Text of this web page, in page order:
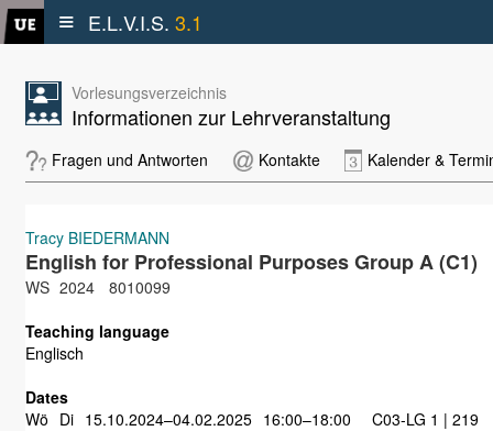
≡ E.L.V.I.S. 3.1
Vorlesungsverzeichnis
Informationen zur Lehrveranstaltung
Fragen und Antworten Kontakte Kalender &
Tracy BIEDERMANN
English for Professional Purposes Group A (C1)
WS 2024
8010099
Teaching language
Englisch
Dates
Wö Di 15.10.2024–04.02.2025 16:00–18:00
C03-LG 1 | 219